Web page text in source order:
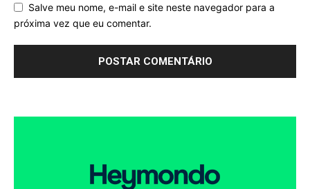
Salve meu nome, e-mail e site neste navegador para a
próxima vez que eu comentar.